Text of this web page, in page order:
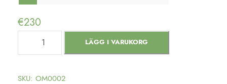
€230
e
LÄGG I VARUKORG
SKU: OM0002